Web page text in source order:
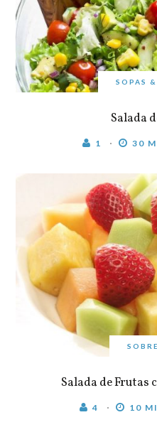
SOPAS
Salada
1 30
Salada de Frutas
4 10